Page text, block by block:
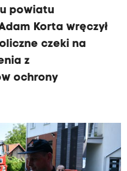
powiatu
Korta wręczył
czeki na
z
ochrony